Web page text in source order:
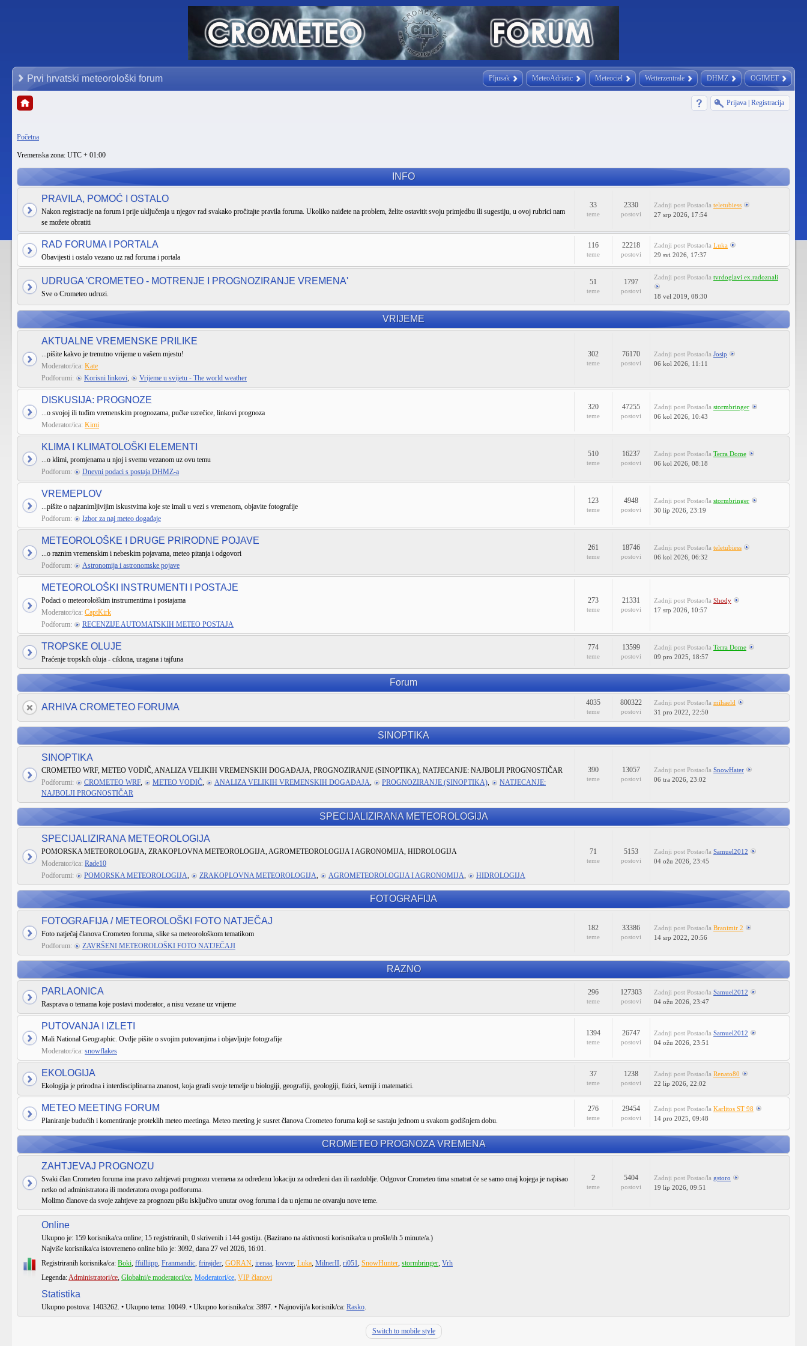
Pljusak MeteoAdriatic Meteociel Wetterzentrale DHMZ OGIMET
Prvi hrvatski meteorološki forum
Prijava Registracija
Početna
Vremenska zona: UTC + 01:00
INFO
PRAVILA, POMOĆ I OSTALO
Nakon registracije na forum i prije uključenja u njegov rad svakako pročitajte pravila foruma. Ukoliko naiđete na problem, želite ostavitit svoju primjedbu ili sugestiju, u ovoj rubrici nam
se možete obratiti
33
teme
2330
postovi
Zadnji post Postao/la teletubiess
27 srp 2026, 17:54
RAD FORUMA I PORTALA
Obavijesti i ostalo vezano uz rad foruma i portala
116
teme
22218
postovi
Zadnji post Postao/la Luka
29 svi 2026, 17:37
UDRUGA 'CROMETEO - MOTRENJE I PROGNOZIRANJE VREMENA'
Sve o Crometeo udruzi.
51
teme
1797
postovi
Zadnji post Postao/la tvrdoglavi ex.radoznali
18 vel 2019, 08:30
VRIJEME
AKTUALNE VREMENSKE PRILIKE
...pišite kakvo je trenutno vrijeme u vašem mjestu!
Moderator/ica: Kate
Podforumi:
Korisni linkovi, Vrijeme u svijetu - The world weather
302
teme
76170
postovi
Zadnji post Postao/la Josip
06 kol 2026, 11:11
DISKUSIJA: PROGNOZE
...o svojoj ili tuđim vremenskim prognozama, pučke uzrečice, linkovi prognoza
Moderator/ica: Kimi
320
teme
47255
postovi
Zadnji post Postao/la stormbringer
06 kol 2026, 10:43
KLIMA I KLIMATOLOŠKI ELEMENTI
...o klimi, promjenama u njoj i svemu vezanom uz ovu temu
Podforum:
Dnevni podaci s postaja DHMZ-a
510
teme
16237
postovi
Zadnji post Postao/la Terra Dome
06 kol 2026, 08:18
VREMEPLOV
...pišite o najzanimljivijim iskustvima koje ste imali u vezi s vremenom, objavite fotografije
Podforum:
Izbor za naj meteo događaje
123
teme
4948
postovi
Zadnji post Postao/la stormbringer
30 lip 2026, 23:19
METEOROLOŠKE I DRUGE PRIRODNE POJAVE
...o raznim vremenskim i nebeskim pojavama, meteo pitanja i odgovori
Podforum:
Astronomija i astronomske pojave
261
teme
18746
postovi
Zadnji post Postao/la teletubiess
06 kol 2026, 06:32
METEOROLOŠKI INSTRUMENTI I POSTAJE
Podaci o meteorološkim instrumentima i postajama
Moderator/ica: CaptKirk
Podforum:
RECENZIJE AUTOMATSKIH METEO POSTAJA
273
teme
21331
postovi
Zadnji post Postao/la Shody
17 srp 2026, 10:57
TROPSKE OLUJE
Praćenje tropskih oluja - ciklona, uragana i tajfuna
774
teme
13599
postovi
Zadnji post Postao/la Terra Dome
09 pro 2025, 18:57
Forum
ARHIVA CROMETEO FORUMA 4035
teme
800322
postovi
Zadnji post Postao/la mihaeld
31 pro 2022, 22:50
SINOPTIKA
SINOPTIKA
CROMETEO WRF, METEO VODIČ, ANALIZA VELIKIH VREMENSKIH DOGAĐAJA, PROGNOZIRANJE (SINOPTIKA), NATJECANJE: NAJBOLJI PROGNOSTIČAR
Podforumi:
CROMETEO WRF, METEO VODIČ, ANALIZA VELIKIH VREMENSKIH DOGAĐAJA, PROGNOZIRANJE (SINOPTIKA),
NATJECANJE:
NAJBOLJI PROGNOSTIČAR
390
teme
13057
postovi
Zadnji post Postao/la SnowHater
06 tra 2026, 23:02
SPECIJALIZIRANA METEOROLOGIJA
SPECIJALIZIRANA METEOROLOGIJA
POMORSKA METEOROLOGIJA, ZRAKOPLOVNA METEOROLOGIJA, AGROMETEOROLOGIJA I AGRONOMIJA, HIDROLOGIJA
Moderator/ica: Rade10
Podforumi:
POMORSKA METEOROLOGIJA, ZRAKOPLOVNA METEOROLOGIJA, AGROMETEOROLOGIJA I AGRONOMIJA, HIDROLOGIJA
71
teme
5153
postovi
Zadnji post Postao/la Samuel2012
04 ožu 2026, 23:45
FOTOGRAFIJA
FOTOGRAFIJA / METEOROLOŠKI FOTO NATJEČAJ
Foto natječaj članova Crometeo foruma, slike sa meteorološkom tematikom
Podforum:
ZAVRŠENI METEOROLOŠKI FOTO NATJEČAJI
182
teme
33386
postovi
Zadnji post Postao/la Branimir 2
14 srp 2022, 20:56
RAZNO
PARLAONICA
Rasprava o temama koje postavi moderator, a nisu vezane uz vrijeme
296
teme
127303
postovi
Zadnji post Postao/la Samuel2012
04 ožu 2026, 23:47
PUTOVANJA I IZLETI
Mali National Geographic. Ovdje pišite o svojim putovanjima i objavljujte fotografije
Moderator/ica: snowflakes
1394
teme
26747
postovi
Zadnji post Postao/la Samuel2012
04 ožu 2026, 23:51
EKOLOGIJA
Ekologija je prirodna i interdisciplinarna znanost, koja gradi svoje temelje u biologiji, geografiji, geologiji, fizici, kemiji i matematici.
37
teme
1238
postovi
Zadnji post Postao/la Renato80
22 lip 2026, 22:02
METEO MEETING FORUM
Planiranje budućih i komentiranje proteklih meteo meetinga. Meteo meeting je susret članova Crometeo foruma koji se sastaju jednom u svakom godišnjem dobu.
276
teme
29454
postovi
Zadnji post Postao/la Karlitos ST 98
14 pro 2025, 09:48
CROMETEO PROGNOZA VREMENA
ZAHTJEVAJ PROGNOZU
Svaki član Crometeo foruma ima pravo zahtjevati prognozu vremena za određenu lokaciju za određeni dan ili razdoblje. Odgovor Crometeo tima smatrat će se samo onaj kojega je napisao
netko od administratora ili moderatora ovoga podforuma.
Molimo članove da svoje zahtjeve za prognozu pišu isključivo unutar ovog foruma i da u njemu ne otvaraju nove teme.
2
teme
5404
postovi
Zadnji post Postao/la gstoro
19 lip 2026, 09:51
Online
Ukupno je: 159 korisnika/ca online; 15 registriranih, 0 skrivenih i 144 gostiju. (Bazirano na aktivnosti korisnika/ca u prošle/ih 5 minute/a.)
Najviše korisnika/ca istovremeno online bilo je: 3092, dana 27 vel 2026, 16:01.
Registriranih korisnika/ca: Boki, ffiilliipp, Franmandic, frirajder, GORAN, irenaa, lovvre, Luka, MilnerII, ri051, SnowHunter, stormbringer, Vrh
Legenda:Administratori/ce, Globalni/e moderatori/ce, Moderatori/ce, VIP članovi
Statistika
Ukupno postova: 1403262. • Ukupno tema: 10049. • Ukupno korisnika/ca: 3897. • Najnoviji/a korisnik/ca: Rasko.
Switch to mobile style